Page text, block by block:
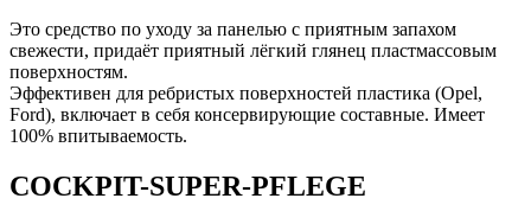
Это средство по уходу за панелью с приятным запахом
свежести, придаёт приятный лёгкий глянец пластмассовым
поверхностям.
Эффективен для ребристых поверхностей пластика (Opel,
Ford), включает в себя консервирующие составные. Имеет
100% впитываемость.
COCKPIT-SUPER-PFLEGE